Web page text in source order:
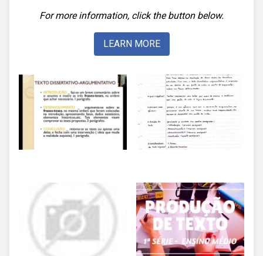
For more information, click the button below.
LEARN MORE